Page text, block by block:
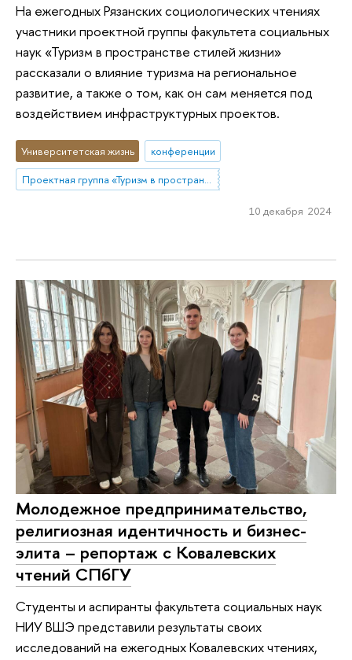
На ежегодных Рязанских социологических чтениях
участники проектной группы факультета социальных
наук «Туризм в пространстве стилей жизни»
рассказали о влияние туризма на региональное
развитие, а также о том, как он сам меняется под
воздействием инфраструктурных проектов.
Университетская жизнь
конференции
Проектная группа «Туризм в пространстве стилей жизни»
10 декабря 2024
Молодежное предпринимательство,
религиозная идентичность и бизнес-
элита – репортаж с Ковалевских
чтений СПбГУ
Студенты и аспиранты факультета социальных наук
НИУ ВШЭ представили результаты своих
исследований на ежегодных Ковалевских чтениях,